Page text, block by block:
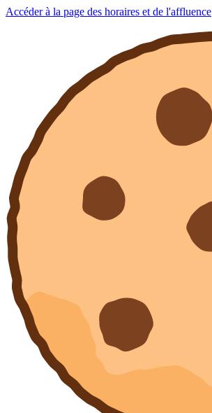
Accéder à la page des horaires et de l'affluence